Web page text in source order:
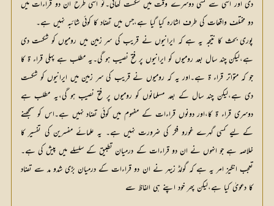
دی اور اسی سے کسی دوسرے وقت میں شکست کھائی۔تو اسی طرح ان دو قراءات میں
دو مختلف واقعات کی طرف اشارہ کیا گیا ہے،جس میں تضاد کا کوئی شائبہ نہیں ہے۔
پوری بحث کا نتیجہ یہ ہے کہ ایرانیوں نے قریب کی سر زمین میں رومیوں کو شکست دی
ہے،لیکن چند سال بعد رومیوں کو ایرانیوں پر فتح نصیب ہو گی۔یہ مطلب ہے پہلی قراء ۃ کا
جو کہ متواتر قراء ۃ ہے۔اور یہ کہ رومیوں نے قریب کی سر زمین میں ایرانیوں کو شکست
دی ہے،لیکن چند سال کے بعد مسلمانوں کو رومیوں پر فتح نصیب ہو گی،یہ مطلب ہے
دوسری قراء ۃ کا،اور دونوں قراءات کے مفہوم میں کوئی تضاد نہیں ہے۔اس کو سمجھنے
کے لیے کسی گہرے غورو فکر کی ضرورت نہیں ہے۔ یہ علمائے مفسرین کی تفسیر کا
خلاصہ ہے جو انہوں نے ان دو قراءات کے درمیان تطبیق کے سلسلے میں پیش کی ہے۔
تعجب انگیز امر یہ ہے کہ گولڈ زیہر نے ان دو قراءات کے درمیان بڑی شدو مد سے تضاد
کا دعویٰ کیا ہے،لیکن پھر خود اپنے ہی الفاظ سے